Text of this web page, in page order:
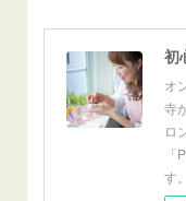
オ
寺
ロ
す。